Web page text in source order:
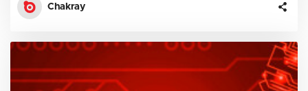
Chakray